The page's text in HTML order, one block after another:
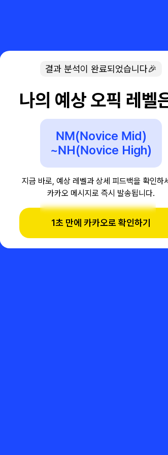
결과 분석이 완료되었습니다🎉
나의 예상 오픽 레벨
NM(Novice Mid)
~NH(Novice High)
지금 바로, 예상 레벨과 상세 피드백을 확인하
카카오 메시지로 즉시 발송됩니다.
1초 만에 카카오로 확인하기